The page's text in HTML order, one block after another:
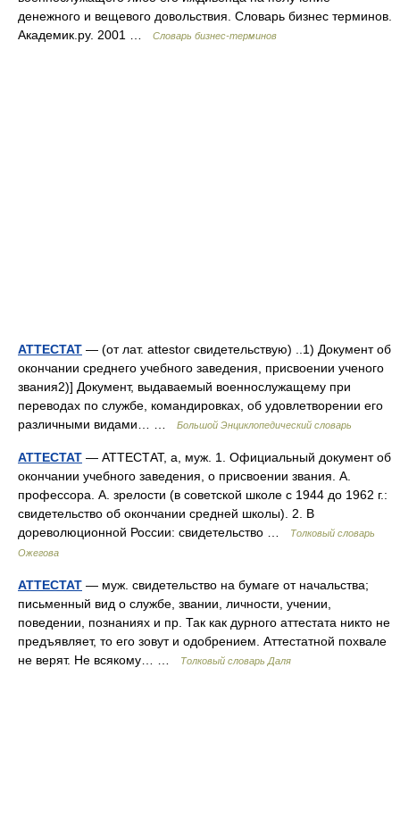
денежного и вещевого довольствия. Словарь бизнес терминов.
Академик.ру. 2001 …
Словарь бизнес-терминов
АТТЕСТАТ — (от лат. attestor свидетельствую) ..1) Документ об
окончании среднего учебного заведения, присвоении ученого
звания2)] Документ, выдаваемый военнослужащему при
переводах по службе, командировках, об удовлетворении его
различными видами… …
Большой Энциклопедический словарь
АТТЕСТАТ — АТТЕСТАТ, а, муж. 1. Официальный документ об
окончании учебного заведения, о присвоении звания. А.
профессора. А. зрелости (в советской школе с 1944 до 1962 г.:
свидетельство об окончании средней школы). 2. В
дореволюционной России: свидетельство …
Толковый словарь
Ожегова
АТТЕСТАТ — муж. свидетельство на бумаге от начальства;
письменный вид о службе, звании, личности, учении,
поведении, познаниях и пр. Так как дурного аттестата никто не
предъявляет, то его зовут и одобрением. Аттестатной похвале
не верят. Не всякому… …
Толковый словарь Даля